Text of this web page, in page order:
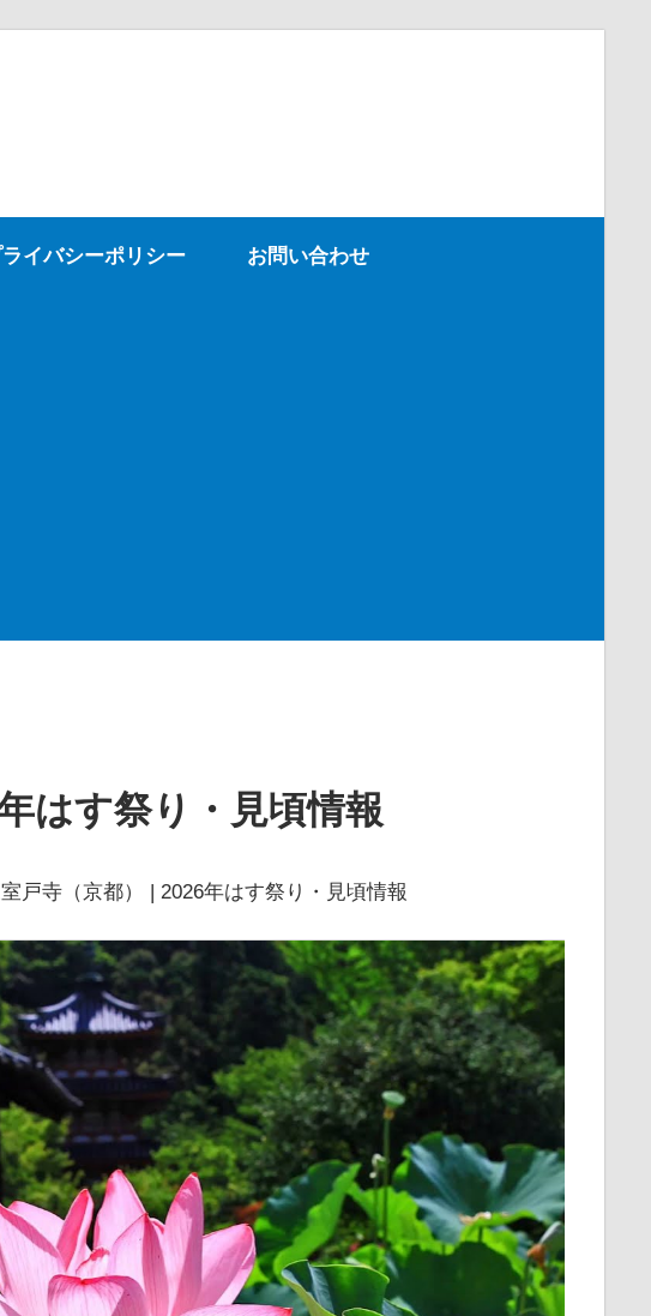
イバシーポリシー お問い合わせ
はす祭り・見頃情報
戸寺（京都） | 2026年はす祭り・見頃情報